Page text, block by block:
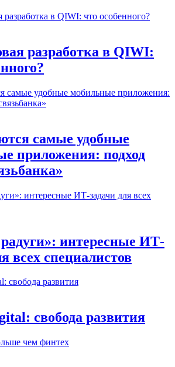
разработка в QIWI:
самые удобные
приложения: подход
интересные ИТ-
всех специалистов
свобода развития